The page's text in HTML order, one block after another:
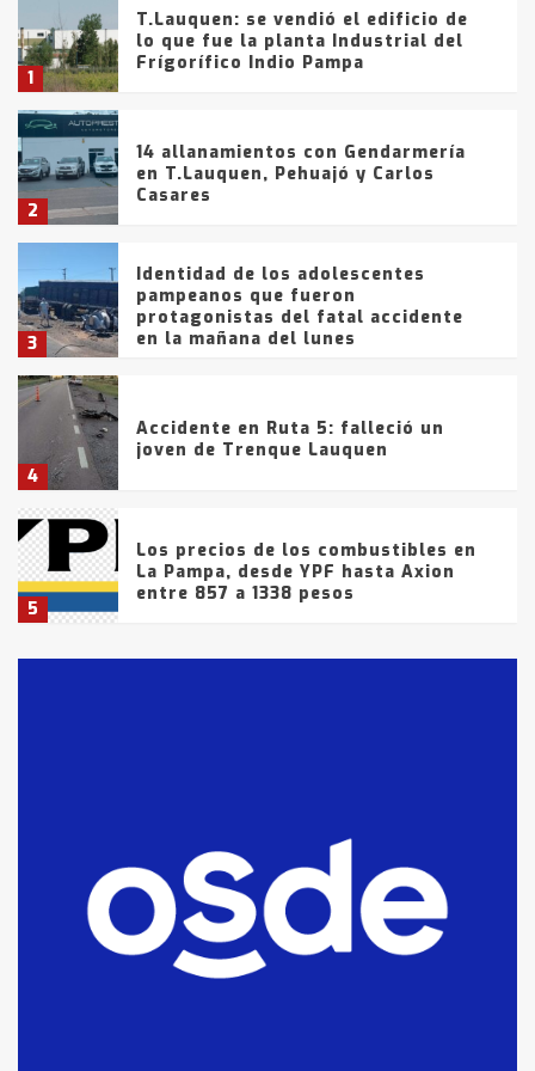
1
T.Lauquen: se vendió el edificio de
lo que fue la planta Industrial del
Frígorífico Indio Pampa
2
14 allanamientos con Gendarmería
en T.Lauquen, Pehuajó y Carlos
Casares
3
Identidad de los adolescentes
pampeanos que fueron
protagonistas del fatal accidente
en la mañana del lunes
4
Accidente en Ruta 5: falleció un
joven de Trenque Lauquen
5
Los precios de los combustibles en
La Pampa, desde YPF hasta Axion
entre 857 a 1338 pesos
fueron detenidos por
comercialización de drogas en la
tarde del sábado
T.Lauquen: se vendió el edificio de
lo que fue la planta Industrial del